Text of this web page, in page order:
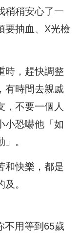
稍稍安心了一
要抽血、X光檢
時，趕快調整
有時間去親戚
，不要一個人
小恐嚇他「如
。
和快樂，都是
。
不用等到65歲